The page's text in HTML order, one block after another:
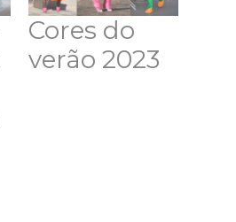
Cores do
verão 2023